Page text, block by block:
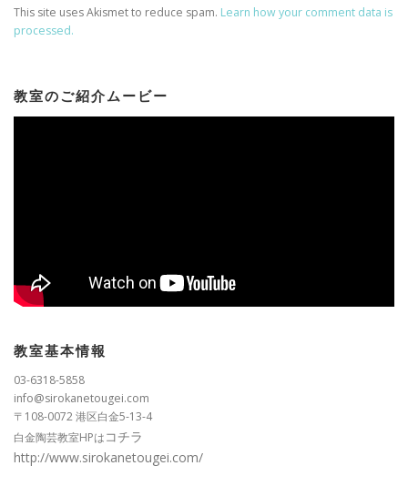
This site uses Akismet to reduce spam. Learn how your comment data is
processed.
教室のご紹介ムービー
教室基本情報
03-6318-5858
info@sirokanetougei.com
〒108-0072 港区白金5-13-4
白金陶芸教室HPはコチラ
http://www.sirokanetougei.com/